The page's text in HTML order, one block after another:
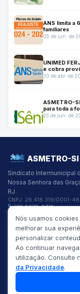
ANS limita a
familiares
05 de jun. de
UNIMED
e cobra
30 de abr. de
ASMETRO-
para toda a
23 de jun. de
ASMETRO-SI
Sindicato Intermunicipal
Nossa Senhora das
RJ
CNPJ: 26.418.319/0001-48
(21) 2679-9741
asmetro@asmetro.org.br
Links Rápidos
Institucional
Gestão
Saúde
Convênios
Fóruns
Seus Direitos
Nós usamos
melhorar sua
personalizar
Ao continuar
utilização. Consulte
da Privacidade.